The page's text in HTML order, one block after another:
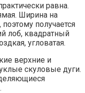
равна.
Ширина на
получается
лоб, квадратный
угловатая.
верхние и
скуловые дуги.